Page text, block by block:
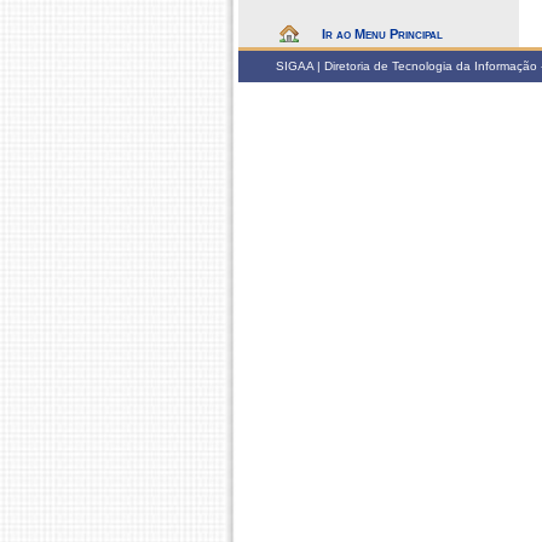
Ir ao Menu Principal
SIGAA | Diretoria de Tecnologia da